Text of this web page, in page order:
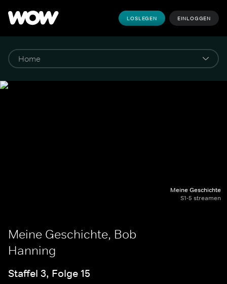
LOSLEGEN EINLOGGEN
Meine Geschichte
S1-5 streamen
Meine Geschichte, Bob
Hanning
Staffel 3, Folge 15